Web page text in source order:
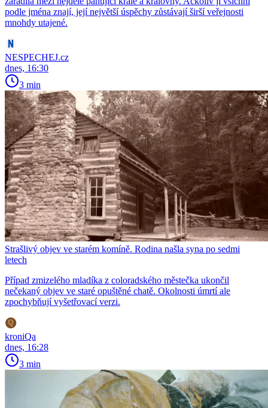
podle jména znají, její největší úspěchy zůstávají širší veřejnosti
mnohdy utajené.
NESPECHEJ.cz
dnes, 16:30
3 min
Strašlivý objev ve starém komíně. Rodina našla syna po sedmi
letech
Případ zmizelého mladíka z coloradského městečka ukončil
nečekaný objev ve staré opuštěné chatě. Okolnosti úmrtí ale
zpochybňují vyšetřovací verzi.
kroniQa
dnes, 16:28
3 min